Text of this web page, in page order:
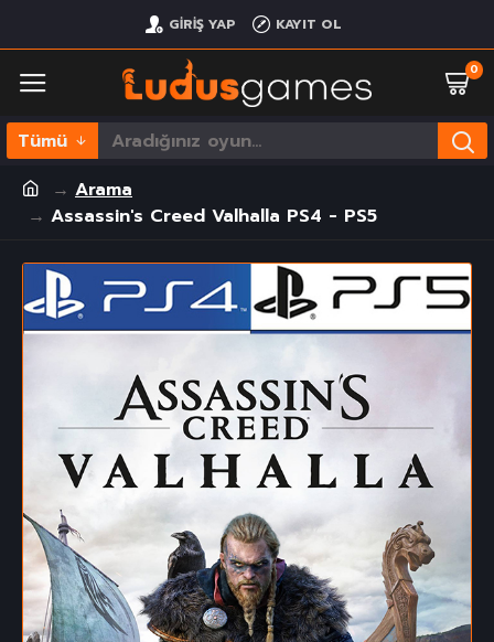
GIRIŞ YAP KAYIT OL
0
Tümü
Arama
Assassin's Creed Valhalla PS4 - PS5